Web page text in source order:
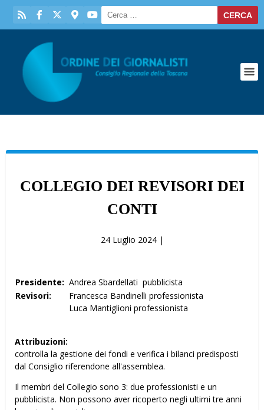
COLLEGIO DEI REVISORI DEI
CONTI
24 Luglio 2024 |
Presidente: Andrea Sbardellati pubblicista
Revisori:
Francesca Bandinelli professionista
Luca Mantiglioni professionista
Attribuzioni:
controlla la gestione dei fondi e verifica i bilanci predisposti
dal Consiglio riferendone all'assemblea.
Il membri del Collegio sono 3: due professionisti e un
pubblicista. Non possono aver ricoperto negli ultimi tre anni